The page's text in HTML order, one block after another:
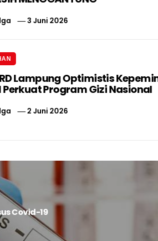
3 Juni 2026
Lampung Optimistis
Perkuat Program Gizi Nasional
2 Juni 2026
Covid-19